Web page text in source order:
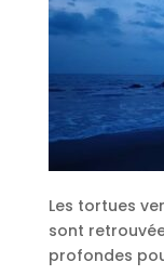
Les tortues
sont
profondes